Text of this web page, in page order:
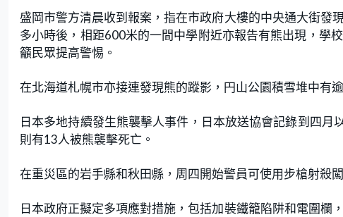
5
5
%
盛岡市警方清晨收到報案，指在市政府大樓的中央通大街發
多小時後，相距600米的一間中學附近亦報告有熊出現，學
籲民眾提高警惕。
在北海道札幌市亦接連發現熊的蹤影，円山公園積雪堆中有
日本多地持續發生熊襲擊人事件，日本放送協會記錄到四
則有13人被熊襲擊死亡。
在重災區的岩手縣和秋田縣，周四開始警員可使用步槍射殺
日本政府正擬定多項應對措施，包括加裝鐵籠陷阱和電圍